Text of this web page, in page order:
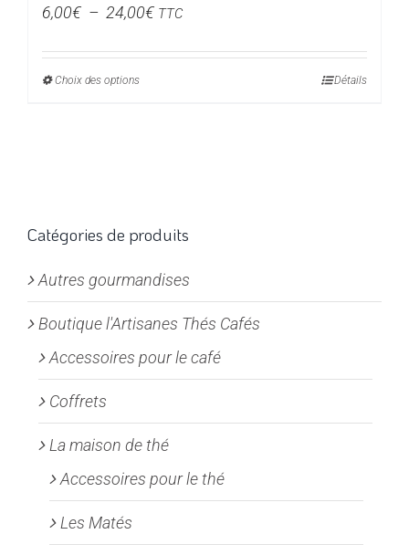
6,00€ – 24,00€Plage
prix :
TTC
Choix des optionsCe
options
être
choisies
sur
la
page
produit
Détails
Catégories de produits
Autres gourmandises
Boutique l'Artisanes Thés Cafés
Accessoires pour le café
Coffrets
La maison de thé
Accessoires pour le thé
Les Matés